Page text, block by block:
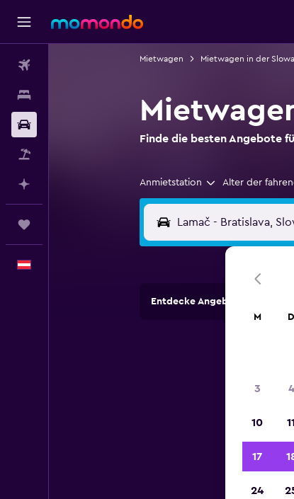
Mietwagen Mietwagen in der
Finde die besten Angebote
Anmietstation Alter der
Entdecke Angebote von
M D
3 4
10 11
17
24